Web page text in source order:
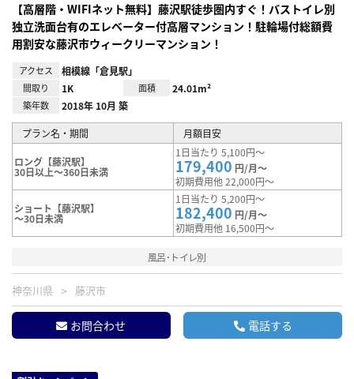
【高層階・WIFIネット無料】藤沢駅徒歩圏内すぐ！バストイレ別
独立洗面台有のエレベーター付高層マンション！駐輪場付総額費
用割安な藤沢市ウィークリーマンション！
アクセス 相模線「倉見駅」
間取り 1K 面積 24.01m²
築年数 2018年 10月 築
プラン名・期間 月額目安
ロング【藤沢駅】
30日以上～360日未満
1日当たり 5,100円～
179,400 円/月～
初期費用他 22,000円～
ショート【藤沢駅】
～30日未満
1日当たり 5,200円～
182,400 円/月～
初期費用他 16,500円～
風呂･トイレ別
神奈川県 藤沢市
お問合わせ 電話する